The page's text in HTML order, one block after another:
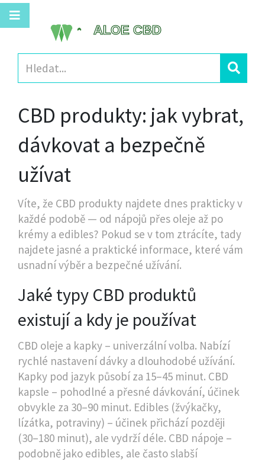
CBD produkty: jak vybrat,
dávkovat a bezpečně
užívat
Víte, že CBD produkty najdete dnes prakticky v
každé podobě — od nápojů přes oleje až po
krémy a edibles? Pokud se v tom ztrácíte, tady
najdete jasné a praktické informace, které vám
usnadní výběr a bezpečné užívání.
Jaké typy CBD produktů
existují a kdy je používat
CBD oleje a kapky – univerzální volba. Nabízí
rychlé nastavení dávky a dlouhodobé užívání.
Kapky pod jazyk působí za 15–45 minut. CBD
kapsle – pohodlné a přesné dávkování, účinek
obvykle za 30–90 minut. Edibles (žvýkačky,
lízátka, potraviny) – účinek přichází později
(30–180 minut), ale vydrží déle. CBD nápoje –
podobně jako edibles, ale často slabší